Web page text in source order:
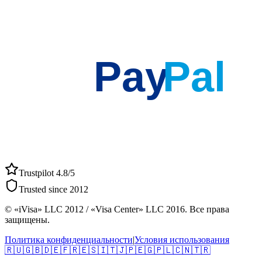
PayPal
Trustpilot 4.8/5
Trusted since 2012
© «iVisa» LLC 2012 / «Visa Center» LLC 2016. Все права
защищены.
Политика конфиденциальности|Условия использования
🇷🇺🇬🇧🇩🇪🇫🇷🇪🇸🇮🇹🇯🇵🇪🇬🇵🇱🇨🇳🇹🇷